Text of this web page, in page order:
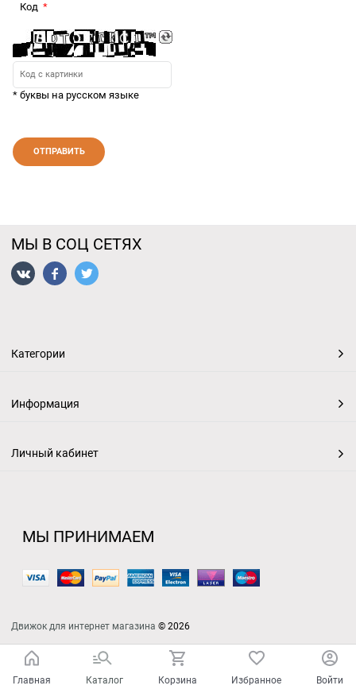
Код
* буквы на русском языке
МЫ В СОЦ СЕТЯХ
Категории
Информация
Личный кабинет
МЫ ПРИНИМАЕМ
Движок для интернет магазина © 2026
Главная Каталог Корзина Избранное Войти